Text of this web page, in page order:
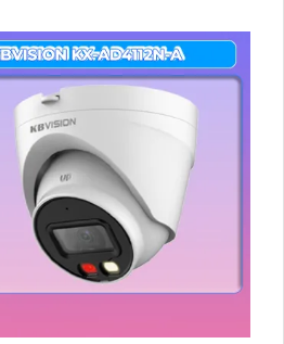
xe (SMD Plus) bảo vệ an ninh